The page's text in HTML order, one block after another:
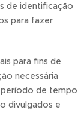
de identificação
para fazer
para fins de
necessária
de tempo
divulgados e